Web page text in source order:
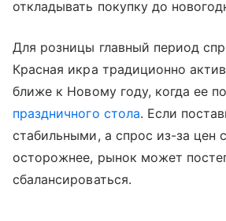
откладывать покупку до
Для розницы главный период
Красная икра традиционно
ближе к Новому году, когда ее
праздничного стола. Если
стабильными, а спрос из-за цен
осторожнее, рынок может
сбалансироваться.